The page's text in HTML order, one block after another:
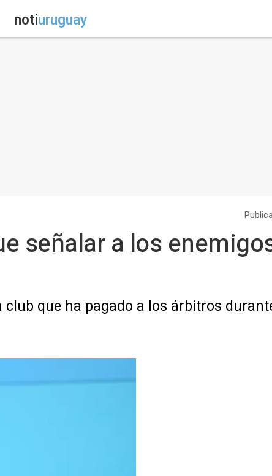
notiuruguay
señalar a los
que ha pagado a los árbitros